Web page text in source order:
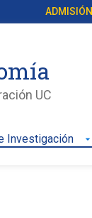
ADMISIÓN
UC
Investigación arrow_drop_down